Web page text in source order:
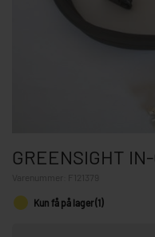
GREENSIGHT
F121379
Kun få på lager (1)